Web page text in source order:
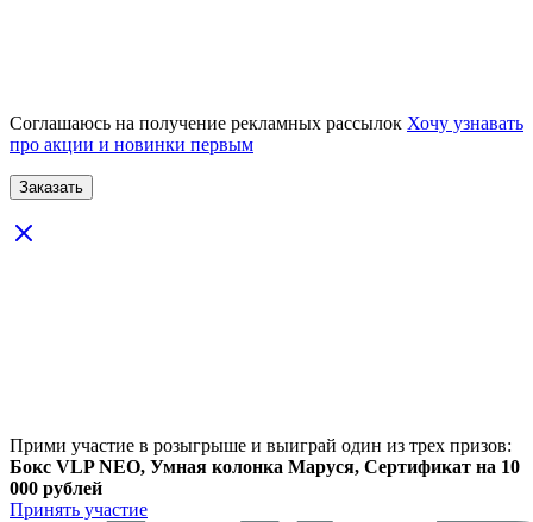
Соглашаюсь на получение рекламных рассылок Хочу узнавать
про акции и новинки первым
Прими участие в розыгрыше и выиграй один из трех призов:
Бокс VLP NEO, Умная колонка Маруся, Сертификат на 10
000 рублей
Принять участие